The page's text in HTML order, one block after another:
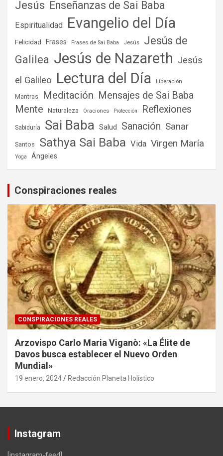
Jesús Enseñanzas de Sai Baba
Espiritualidad Evangelio del Día
Felicidad Frases Frases de Sai Baba Jesús
Jesús de
Galilea Jesús de Nazareth Jesús
el Galileo Lectura del Día Liberación
Mantras Meditación Mensajes de Sai Baba
Mente
Naturaleza Oraciones Protección Reflexiones
Sabiduría Sai Baba Salud Sanación Sanar
Santos Sathya Sai Baba Vida Virgen María
Yoga Ángeles
Conspiraciones reales
CONSPIRACIONES REALES
Arzovispo Carlo Maria Viganò: «La Élite de
Davos busca establecer el Nuevo Orden
Mundial»
19 enero, 2024 Redacción Planeta Holístico
Instagram